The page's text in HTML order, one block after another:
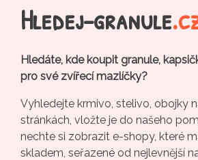
Hledej-granule
Hledáte, kde koupit granule,
pro své zvířecí mazlíčky?
Vyhledejte krmivo, stelivo, obojky
stránkách, vložte je do našeho
nechte si zobrazit e-shopy, které
skladem, seřazené od nejlevnější